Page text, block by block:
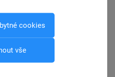
cookies
vše
nám
611